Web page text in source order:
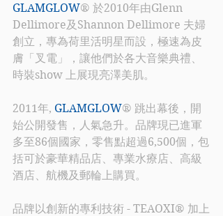
GLAMGLOW® 於2010年由Glenn
Dellimore及Shannon Dellimore 夫婦
創立，專為荷里活明星而設，極速為皮
膚「叉電」，讓他們於各大音樂典禮、
時裝show 上展現亮澤美肌。
2011年, GLAMGLOW® 跳出幕後，開
始公開發售，人氣急升。品牌現已進軍
多至86個國家，零售點超過6,500個，包
括可於豪華精品店、專業水療店、高級
酒店、航機及郵輪上購買。
品牌以創新的專利技術 - TEAOXI® 加上